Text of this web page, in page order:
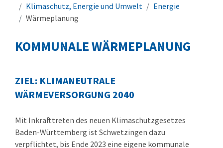
Klimaschutz, Energie und Umwelt
Energie
Wärmeplanung
KOMMUNALE WÄRMEPLANUNG
ZIEL: KLIMANEUTRALE
WÄRMEVERSORGUNG 2040
Mit Inkrafttreten des neuen Klimaschutzgesetzes
Baden-Württemberg ist Schwetzingen dazu
verpflichtet, bis Ende 2023 eine eigene kommunale